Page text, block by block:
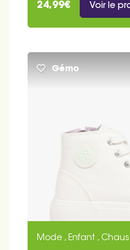
24,99€ Voir le
Gémo
Mode , Enfant ,